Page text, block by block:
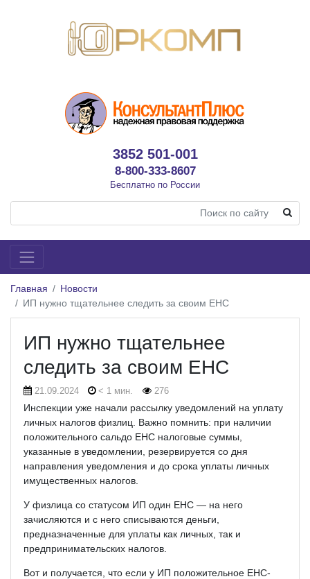
3852 501-001
8-800-333-8607
Бесплатно по России
Главная
Новости
ИП нужно тщательнее следить за своим ЕНС
ИП нужно тщательнее
следить за своим ЕНС
21.09.2024 < 1 мин. 276
Инспекции уже начали рассылку уведомлений на уплату
личных налогов физлиц. Важно помнить: при наличии
положительного сальдо ЕНС налоговые суммы,
указанные в уведомлении, резервируется со дня
направления уведомления и до срока уплаты личных
имущественных налогов.
У физлица со статусом ИП один ЕНС — на него
зачисляются и с него списываются деньги,
предназначенные для уплаты как личных, так и
предпринимательских налогов.
Вот и получается, что если у ИП положительное ЕНС-